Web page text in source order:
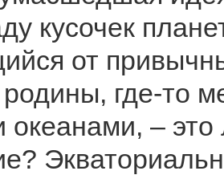
кусочек
от
где-то
–